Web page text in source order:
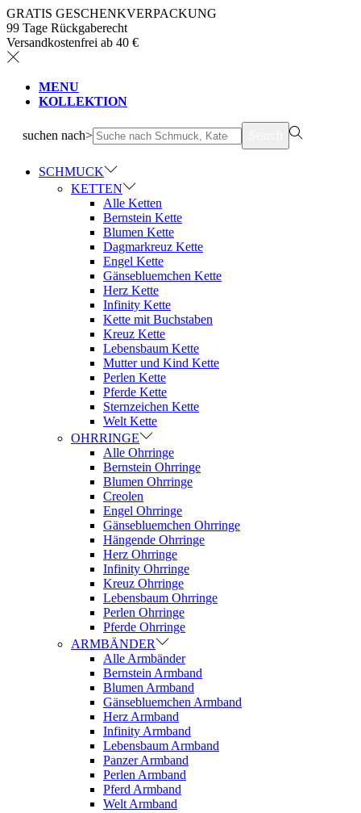
GRATIS GESCHENKVERPACKUNG
99 Tage Rückgaberecht
Versandkostenfrei ab 40 €
MENU
KOLLEKTION
suchen nach>
SCHMUCK
KETTEN
Alle Ketten
Bernstein Kette
Blumen Kette
Dagmarkreuz Kette
Engel Kette
Gänsebluemchen Kette
Herz Kette
Infinity Kette
Kette mit Buchstaben
Kreuz Kette
Lebensbaum Kette
Mutter und Kind Kette
Perlen Kette
Pferde Kette
Sternzeichen Kette
Welt Kette
OHRRINGE
Alle Ohrringe
Bernstein Ohrringe
Blumen Ohrringe
Creolen
Engel Ohrringe
Gänsebluemchen Ohrringe
Hängende Ohrringe
Herz Ohrringe
Infinity Ohrringe
Kreuz Ohrringe
Lebensbaum Ohrringe
Perlen Ohrringe
Pferde Ohrringe
ARMBÄNDER
Alle Armbänder
Bernstein Armband
Blumen Armband
Gänsebluemchen Armband
Herz Armband
Infinity Armband
Lebensbaum Armband
Panzer Armband
Perlen Armband
Pferd Armband
Welt Armband